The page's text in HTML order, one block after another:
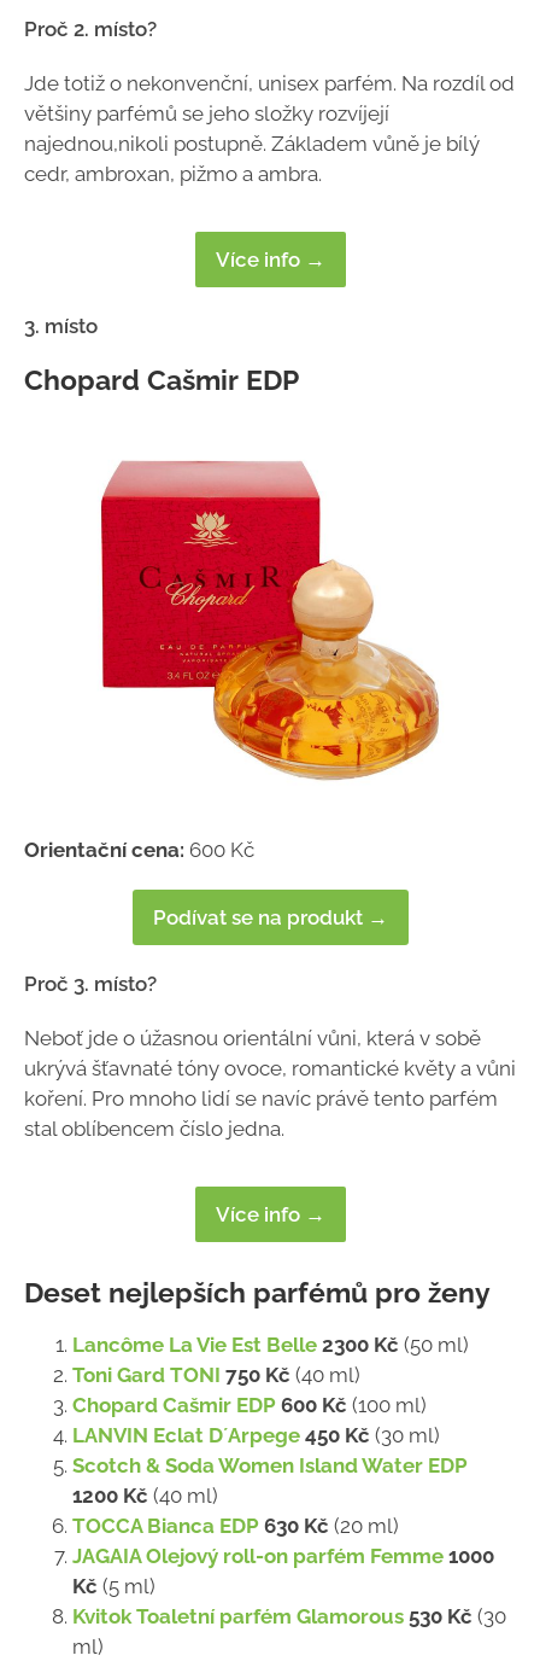
Proč 2. místo?
Jde totiž o nekonvenční, unisex parfém. Na rozdíl od
většiny parfémů se jeho složky rozvíjejí
najednou,nikoli postupně. Základem vůně je bílý
cedr, ambroxan, pižmo a ambra.
Více info →
3. místo
Chopard Cašmir EDP
Orientační cena: 600 Kč
Podívat se na produkt →
Proč 3. místo?
Neboť jde o úžasnou orientální vůni, která v sobě
ukrývá šťavnaté tóny ovoce, romantické květy a vůni
koření. Pro mnoho lidí se navíc právě tento parfém
stal oblíbencem číslo jedna.
Více info →
Deset nejlepších parfémů pro ženy
Lancôme La Vie Est Belle 2300 Kč (50 ml)
Toni Gard TONI 750 Kč (40 ml)
Chopard Cašmir EDP 600 Kč (100 ml)
LANVIN Eclat D´Arpege 450 Kč (30 ml)
Scotch & Soda Women Island Water EDP
1200 Kč (40 ml)
TOCCA Bianca EDP 630 Kč (20 ml)
JAGAIA Olejový roll-on parfém Femme 1000
Kč (5 ml)
Kvitok Toaletní parfém Glamorous 530 Kč (30
ml)